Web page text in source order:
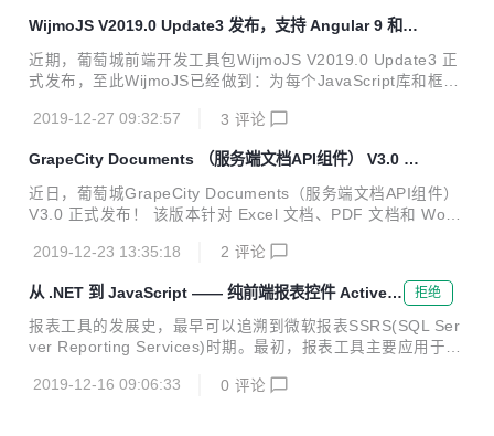
T、.NET Core、WPF 等平台下的中国式复杂报表设计，还满
足了HTML5、移动跨平台的报表开发需求，作为专业的报表
工具为全球超过 300,000 名开发者提供全面的报表解决方
案。 以下是小编整理出的新特性亮点，用好这些功能，一定可
以为您的报表设...
WijmoJS V2019.0 Update3 发布，支持 Angular 9 和 Iv
y 编译器
近期，葡萄城前端开发工具包WijmoJS V2019.0 Update3 正
式发布，至此WijmoJS已经做到：为每个JavaScript库和框架
为一款基于 HTML5 的前端开发工具包，WijmoJS 由 80 多种
表格（Grid）、图表（Chart）、数据分析（Olap）、导航
（Navigation）和金融图表等，完美兼容原生 JavaScript，以
及 Angular、React、Vue、TypeScript、Knockout 和 Ionic
2019-12-27 09:32:57 3 评论
GrapeCity Documents （服务端文档API组件） V3.0 发
布
近日，葡萄城GrapeCity Documents（服务端文档API组件）
V3.0 正式发布！ 该版本针对 Excel 文档、PDF 文档和 Word
持 Excel 2016 的图表、可将 HTML 内容直接转换为 PDF 格
式、新增对合并/拆分 Word 文档，以及 Word 文档保护的支
持等多项功能。 作为一款快速且高效的文档 API，GrapeCity
Documents可在 Windows、Mac、Linux 上完美运行，同时
适用于 .NET Standard 2.0 和 Java 平台，不依赖 Microsoft
2019-12-23 13:35:18 2 评论
从 .NET 到 JavaScript —— 纯前端报表控件 ActiveR
eportsJS焕新登场
拒绝
报表工具的发展史，最早可以追溯到微软报表SSRS(SQL Ser
ver Reporting Services)时期。最初，报表工具主要应用于报
统功能和结构的日趋复杂化，对报表工具“交互式、自助式、
2019-12-16 09:06:33 0 评论